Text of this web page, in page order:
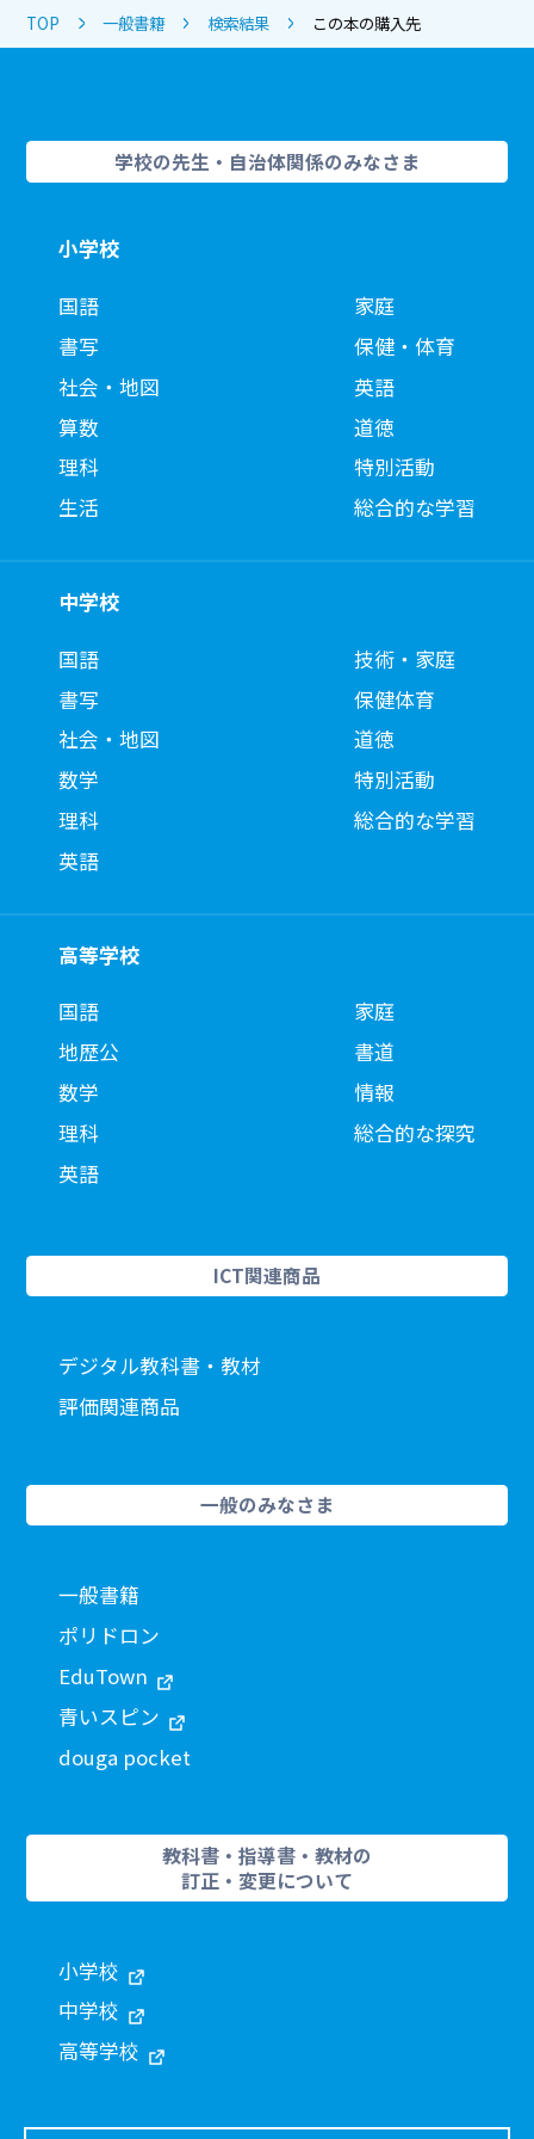
TOP 一般書籍 検索結果 この本の購入先
学校の先生・自治体関係のみなさま
小学校
国語
書写
社会・地図
算数
理科
生活
家庭
保健・体育
英語
道徳
特別活動
総合的な学習
中学校
国語
書写
社会・地図
数学
理科
英語
技術・家庭
保健体育
道徳
特別活動
総合的な学習
高等学校
国語
地歴公
数学
理科
英語
家庭
書道
情報
総合的な探究
ICT関連商品
デジタル教科書・教材
評価関連商品
一般のみなさま
一般書籍
ポリドロン
EduTown
青いスピン
douga pocket
教科書・指導書・教材の
訂正・変更について
小学校
中学校
高等学校